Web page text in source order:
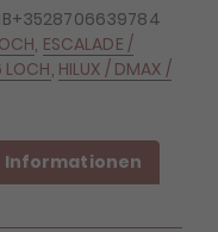
, ESCALADE /
LOCH, HILUX / DMAX /
Informationen